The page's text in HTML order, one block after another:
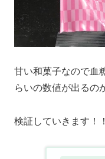
甘い和菓子なので血
らいの数値が出るの
検証していきます！！